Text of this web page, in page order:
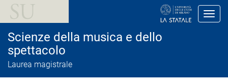
l
Scienze della musica e dello
spettacolo
Laurea magistrale